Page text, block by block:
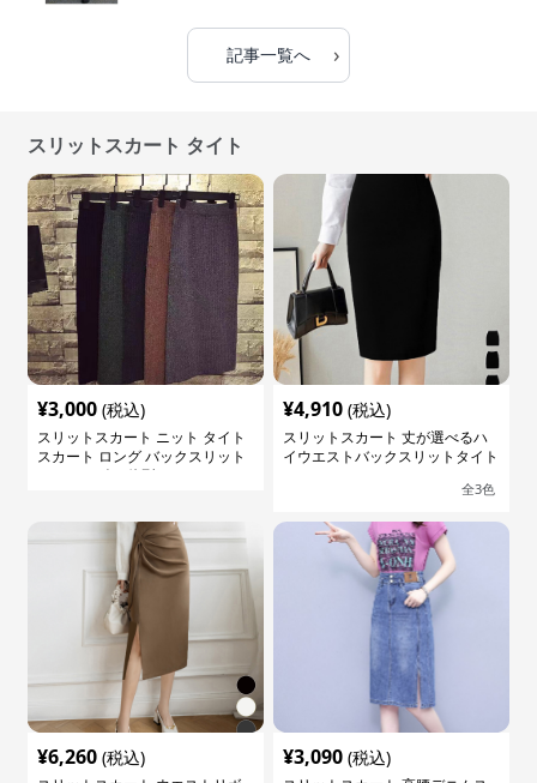
記事一覧へ ›
スリットスカート タイト
¥3,000 (税込)
スリットスカート ニット タイト
スカート ロング バックスリット
ウエストゴム 体型カバー
¥4,910 (税込)
スリットスカート 丈が選べるハ
イウエストバックスリットタイト
全3色
¥6,260 (税込) ¥3,090 (税込)